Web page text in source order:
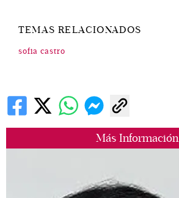
Más Información
TEMAS RELACIONADOS
sofia castro